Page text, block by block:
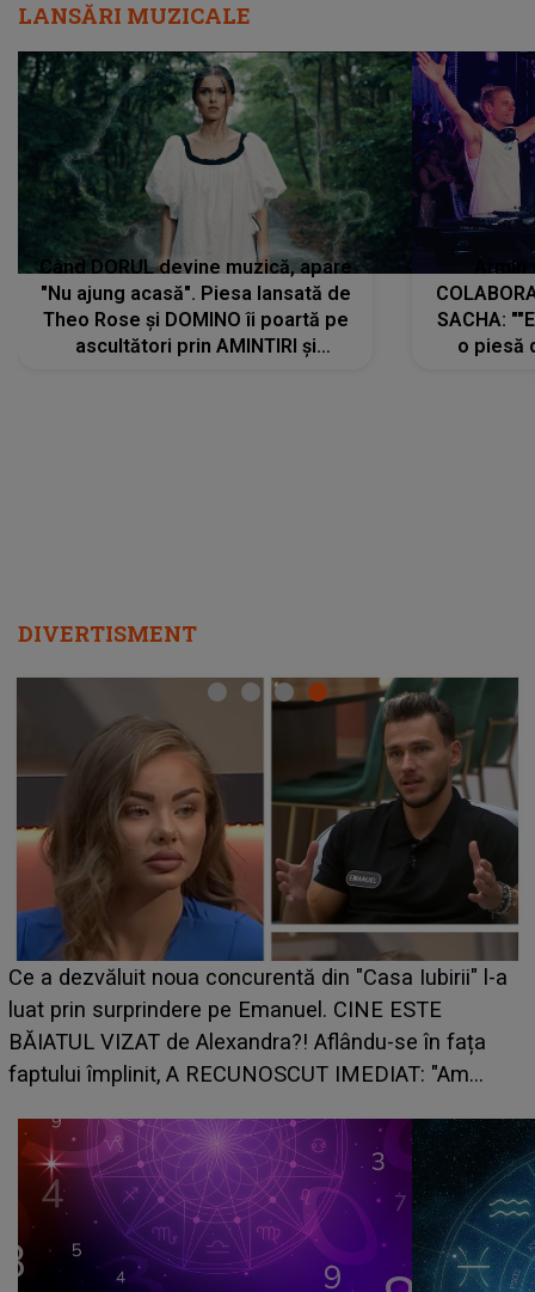
LANSĂRI MUZICALE
Când DORUL devine muzică, apare
"Nu ajung acasă". Piesa lansată de
Theo Rose și DOMINO îi poartă pe
ascultători prin AMINTIRI și
SACHA:
o piesă
DIVERTISMENT
Ce a dezvăluit noua concurentă din "Casa Iubirii" l-a
luat prin surprindere pe Emanuel. CINE ESTE
BĂIATUL VIZAT de Alexandra?! Aflându-se în fața
faptului împlinit, A RECUNOSCUT IMEDIAT: "Am